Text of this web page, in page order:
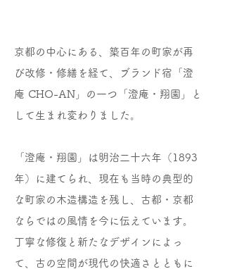
京都の中心にある、築百年の町家が再
び改修・修繕を経て、ブランド宿「澄
庵 CHO-AN」の一つ「澄庵・翔園」と
して生まれ変わりました。
「澄庵・翔園」は明治二十六年（1893
年）に建てられ、現在も当時の典型的
な町家の木造構造を残し、古都・京都
ならではの風情を今に伝えています。
丁寧な修復と新たなデザインによっ
て、古の空間が現代の快適さとともに